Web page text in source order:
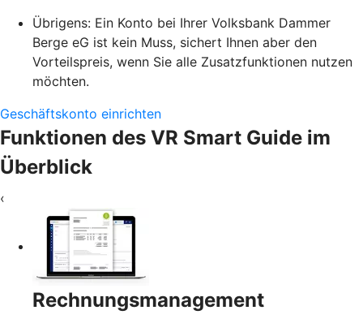
Übrigens: Ein Konto bei Ihrer Volksbank Dammer
Berge eG ist kein Muss, sichert Ihnen aber den
Vorteilspreis, wenn Sie alle Zusatzfunktionen nutzen
möchten.
Geschäftskonto einrichten
Funktionen des VR Smart Guide im
Überblick
‹
Rechnungsmanagement